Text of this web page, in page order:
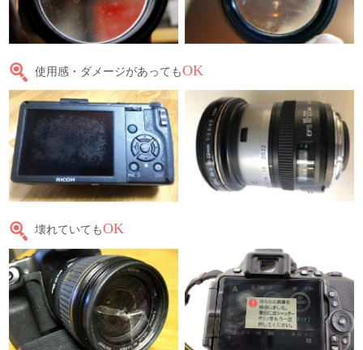
使用感・ダメージがあってもOK
壊れていてもOK